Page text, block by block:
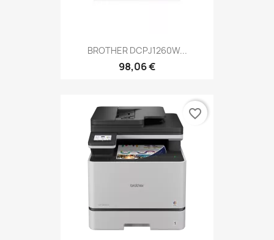
BROTHER DCPJ1260W...
98,06 €
favorite_border